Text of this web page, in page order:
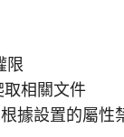
限
取相關文件
據設置的屬性